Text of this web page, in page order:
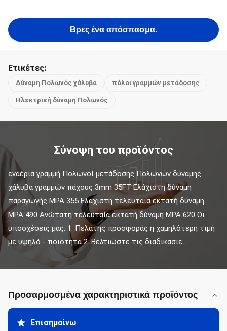
Βρες ένα απόσπασμα.
Ετικέτες:
Δύναμη Πολωνός χάλυβα πόλοι γραμμών μετάδοσης
Ηλεκτρική δύναμη Πολωνός
Σύνοψη του προϊόντος
εναέρια γραμμή Πολωνοί μετάδοσης Πολωνών δύναμης
χάλυβα γραμμών πάχους 3mm 35FT Ελάχιστη δύναμη
παραγωγής MPA 355 Ελάχιστη τελευταία εκτατή δύναμη
MPA 490 Ανώτατη τελευταία εκτατή δύναμη MPA 620 Οι
υποσχέσεις μας: 1. Πελάτης προσφοράς η χαμηλότερη τιμή
με υψηλό - ποιότητα 2. Βελτιώστε τις διαδικασίε...
Προσαρμοσμένα χαρακτηριστικά προϊόντος
Επισημαίνω